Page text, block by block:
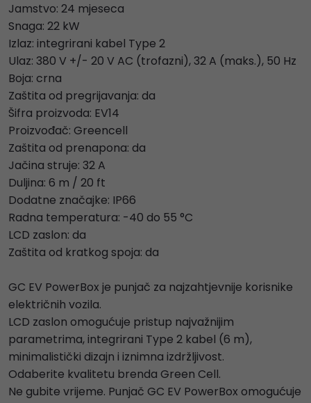
Jamstvo: 24 mjeseca
Snaga: 22 kW
Izlaz: integrirani kabel Type 2
Ulaz: 380 V +/- 20 V AC (trofazni), 32 A (maks.), 50 Hz
Boja: crna
Zaštita od pregrijavanja: da
Šifra proizvoda: EV14
Proizvođač: Greencell
Zaštita od prenapona: da
Jačina struje: 32 A
Duljina: 6 m / 20 ft
Dodatne značajke: IP66
Radna temperatura: -40 do 55 °C
LCD zaslon: da
Zaštita od kratkog spoja: da
GC EV PowerBox je punjač za najzahtjevnije korisnike
električnih vozila.
LCD zaslon omogućuje pristup najvažnijim
parametrima, integrirani Type 2 kabel (6 m),
minimalistički dizajn i iznimna izdržljivost.
Odaberite kvalitetu brenda Green Cell.
Ne gubite vrijeme. Punjač GC EV PowerBox omogućuje